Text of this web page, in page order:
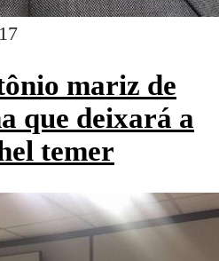
mariz de
que deixará a
temer